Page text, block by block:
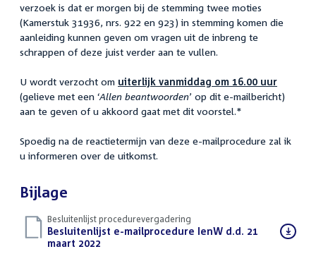
verzoek is dat er morgen bij de stemming twee moties
(Kamerstuk 31936, nrs. 922 en 923) in stemming komen die
aanleiding kunnen geven om vragen uit de inbreng te
schrappen of deze juist verder aan te vullen.
U wordt verzocht om uiterlijk vanmiddag om 16.00 uur
(gelieve met een ‘Allen beantwoorden’ op dit e-mailbericht)
aan te geven of u akkoord gaat met dit voorstel.*
Spoedig na de reactietermijn van deze e-mailprocedure zal ik
u informeren over de uitkomst.
Bijlage
Besluitenlijst procedurevergadering
Download
bestand:
Besluitenlijst e-mailprocedure IenW d.d. 21
maart 2022